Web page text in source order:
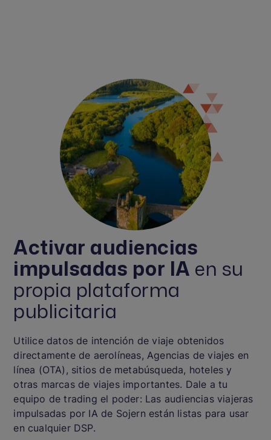
Activar audiencias
impulsadas por IA en su
propia plataforma
publicitaria
Utilice datos de intención de viaje obtenidos
directamente de aerolíneas, Agencias de viajes en
línea (OTA), sitios de metabúsqueda, hoteles y
otras marcas de viajes importantes. Dale a tu
equipo de trading el poder: Las audiencias viajeras
impulsadas por IA de Sojern están listas para usar
en cualquier DSP.